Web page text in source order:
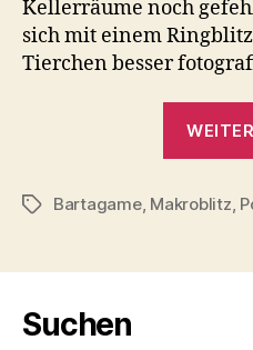
Kellerräume noch
sich mit einem
Tierchen besser
Schlagwörter
Bartagame, Makroblitz,
Suchen